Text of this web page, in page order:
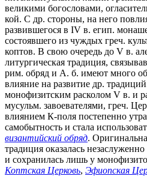
великими богословами,
кой. С др. стороны, на него
развившегося в IV в. егип.
состоявшего из чуждых греч.
коптов. В свою очередь до V в.
литургическая традиция,
рим. обряд и А. б. имеют много
влияние на развитие др.
монофизитским расколом V в. и
мусульм. завоевателями, греч.
влиянием К-поля постепенно
самобытность и стала
византийский обряд.
традиция оказалась
и сохранилась лишь у
Коптская Церковь, Эфиопская